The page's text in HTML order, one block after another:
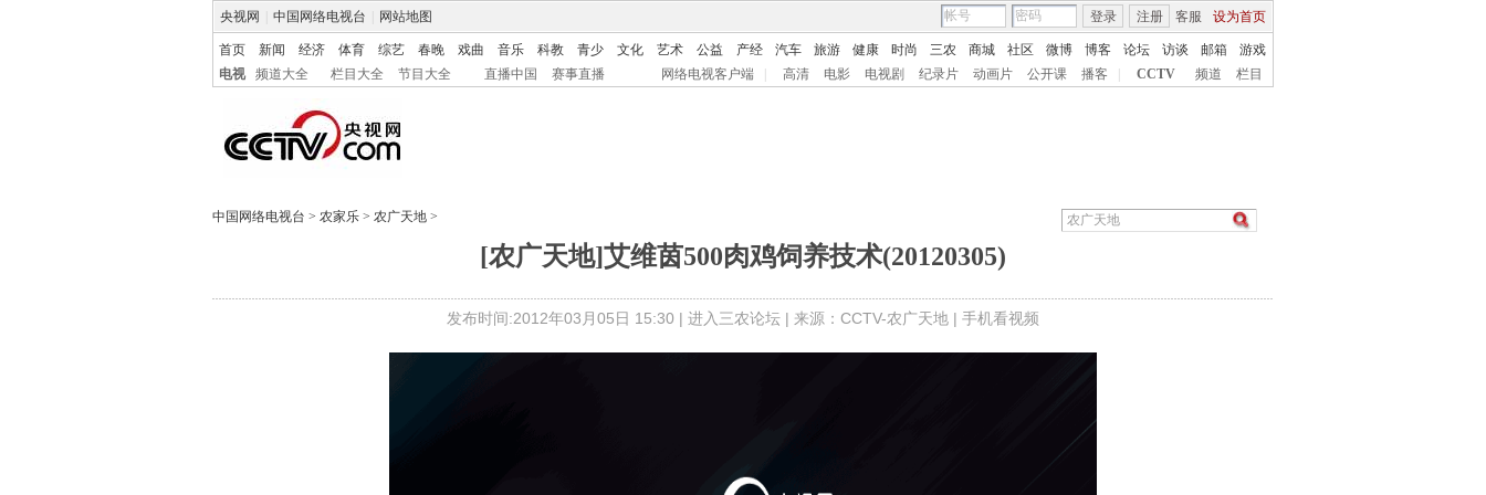
央视网 中国网络电视台 网站地图 客服 设为首页
登录 注册
首页 新闻 经济 体育 综艺 春晚 戏曲 音乐 科教 青少 文化 艺术 公益 产经 汽车 旅游 健康 时尚 三农 商城 社区 微博 博客 论坛 访谈 邮箱
游戏
电视
频道大全 栏目大全 节目大全 直播中国 赛事直播 网络电视客户端 高清 电影 电视剧 纪录片 动画片 公开课 播客 CCTV 频道 栏目
中国网络电视台 > 农家乐 > 农广天地 >
[农广天地]艾维茵500肉鸡饲养技术(20120305)
发布时间:2012年03月05日 15:30 | 进入三农论坛 | 来源：CCTV-农广天地 | 手机看视频